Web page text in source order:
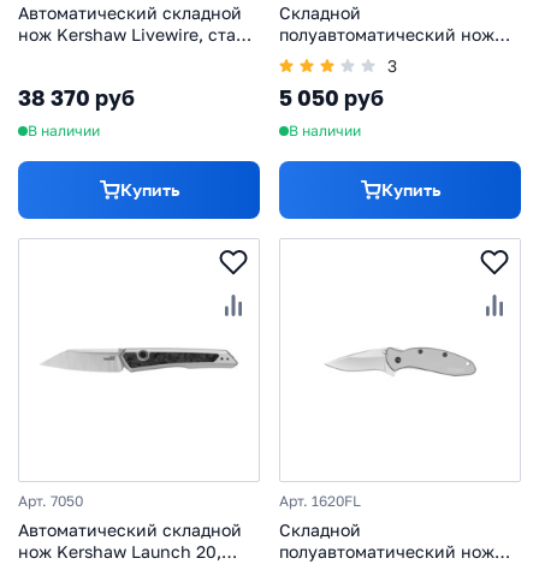
Автоматический складной
нож Kershaw Livewire, сталь
38 370 руб
В наличии
Купить
Складной
полуавтоматический нож
Kershaw Barstow, сталь
8Cr13MoV, рукоять пластик
3
5 050 руб
В наличии
Купить
Арт. 7050
Автоматический складной
нож Kershaw Launch 20,
Арт. 1620FL
Складной
полуавтоматический нож